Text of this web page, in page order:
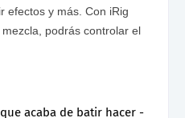
efectos y más. Con iRig
podrás controlar el
acaba de batir hacer -